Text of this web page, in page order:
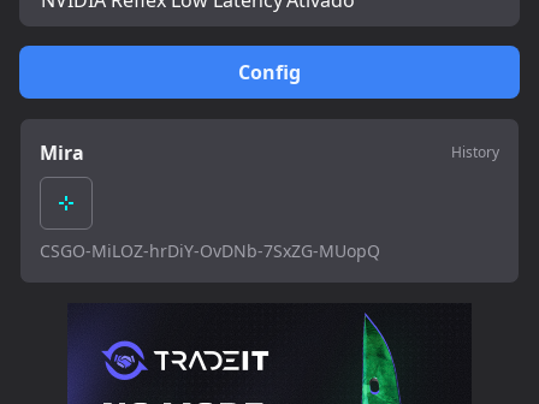
Config
Mira History
CSGO-MiLOZ-hrDiY-OvDNb-7SxZG-MUopQ